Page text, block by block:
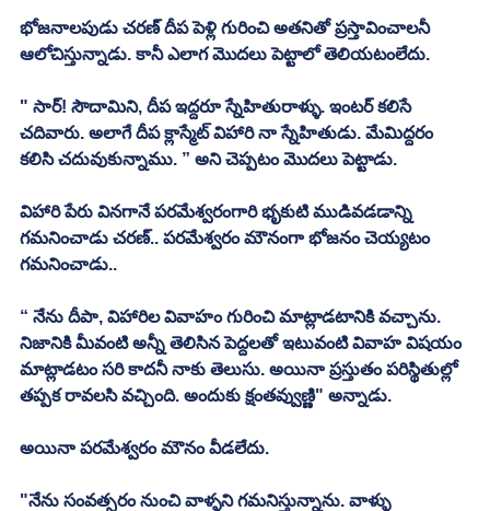
భోజనాలపుడు చరణ్ దీప పెళ్లి గురించి అతనితో ప్రస్తావించాలనీ
ఆలోచిస్తున్నాడు. కానీ ఎలాగ మొదలు పెట్టాలో తెలియటంలేదు.
" సార్! సౌదామిని, దీప ఇద్దరూ స్నేహితురాళ్ళు. ఇంటర్ కలిసే
చదివారు. అలాగే దీప క్లాస్మేట్ విహారి నా స్నేహితుడు. మేమిద్దరం
కలిసి చదువుకున్నాము. ” అని చెప్పటం మొదలు పెట్టాడు.
విహారి పేరు వినగానే పరమేశ్వరంగారి భృకుటి ముడివడడాన్ని
గమనించాడు చరణ్.. పరమేశ్వరం మౌనంగా భోజనం చెయ్యటం
గమనించాడు..
“ నేను దీపా, విహారిల వివాహం గురించి మాట్లాడటానికి వచ్చాను.
నిజానికి మీవంటి అన్నీ తెలిసిన పెద్దలతో ఇటువంటి వివాహ విషయం
మాట్లాడటం సరి కాదనీ నాకు తెలుసు. అయినా ప్రస్తుతం పరిస్థితుల్లో
తప్పక రావలసి వచ్చింది. అందుకు క్షంతవ్వుణ్ణి" అన్నాడు.
అయినా పరమేశ్వరం మౌనం వీడలేదు.
"నేను సంవత్సరం నుంచి వాళ్ళని గమనిస్తున్నాను. వాళ్ళు